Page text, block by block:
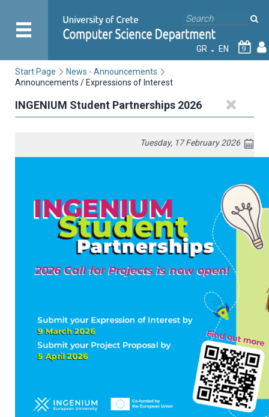
GR EN 9
Start Page
News - Announcements
Announcements / Expressions of Interest
INGENIUM Student Partnerships 2026
Tuesday, 17 February 2026